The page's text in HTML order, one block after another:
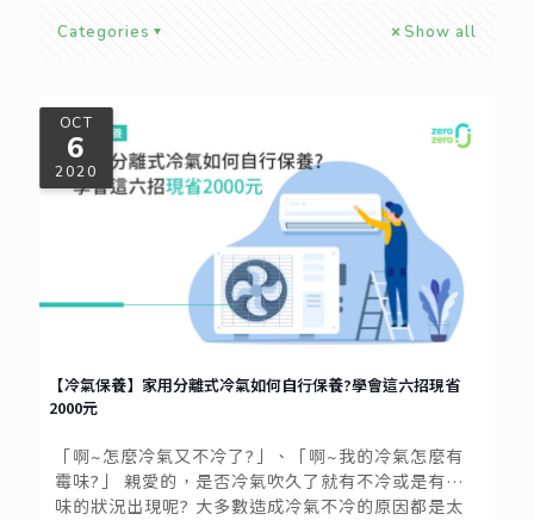
Categories Show all
OCT
6
2020
【冷氣保養】家用分離式冷氣如何自行保養?學會這六招現省
2000元
「啊~怎麼冷氣又不冷了?」、「啊~我的冷氣怎麼有
霉味?」 親愛的，是否冷氣吹久了就有不冷或是有異
味的狀況出現呢? 大多數造成冷氣不冷的原因都是太